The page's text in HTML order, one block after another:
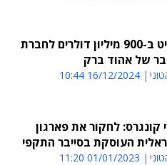
אקזיט ב-900 מיליון דולרים לחברת
של אהוד ברק
16/12/2024 10:44
קונגרס: לחקור את פארגון
העוסקת בסייבר התקפי
01/01/2023 11:20